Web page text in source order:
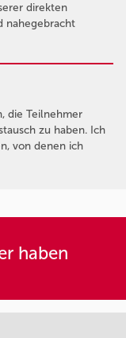
direkten
nahegebracht
die Teilnehmer
zu haben. Ich
von denen ich
haben